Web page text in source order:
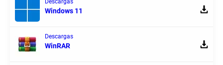
Windows 11
Descargas
WinRAR